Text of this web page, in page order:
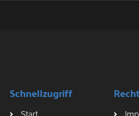
Schnellzugriff